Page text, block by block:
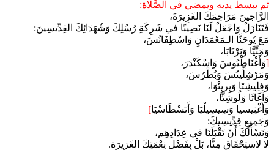
ثم يبسط يديه ويمضي في الصَّلاة:
الرَّاجينَ مَرَاحِمَكَ الغَزِيرَةَ،
فَتَنَازَلْ وَاجْعَلْ لَنَا نَصِيبًا في شَرِكَةِ رُسُلِكَ وَشُهَدَائِكَ القِدِّيسِينَ:
مَعَ يُوحَنَّا الـمَعْمَدَانِ وَاسْطِفَانُسَ،
وَمَتِّيَّا وَبَرْنَابَا،
[وَأَغْنَاطْيُوسَ وَاسْكَنْدَرَ،
وَمَرْشِلِّينُسَ وَبُطْرُسَ،
وَفِلِيشِتَا وَپِرپِتْوَا،
وَآغَاثَا وَلُوشِيِّا،
وَأَغْنِيسيا وَسِيسِيلْيَا وَأَنَسْطَاسْيَا]
وَجَمِيعِ قِدِّيسِيكَ:
وَنَسْأَلُكَ أَنْ تَقْبَلَنَا في عِدَادِهِم،
لا لاستِحْقَاقٍ مِنَّا، بَلْ بِفَضْلِ نِعْمَتِكَ الغَزِيرَة.